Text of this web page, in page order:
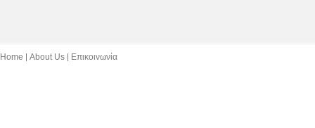
Home About Us Επικοινωνία